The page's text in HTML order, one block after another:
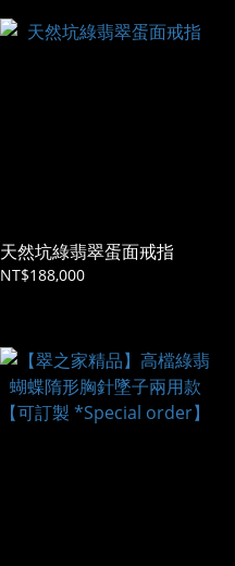
天然坑綠翡翠蛋面戒指
NT$188,000